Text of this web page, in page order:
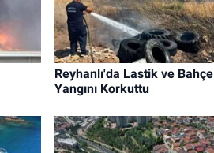
Reyhanlı'da Lastik ve Bahçe
Yangını Korkuttu